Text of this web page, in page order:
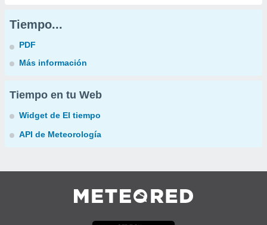
Tiempo...
PDF
Más información
Tiempo en tu Web
Widget de El tiempo
API de Meteorología